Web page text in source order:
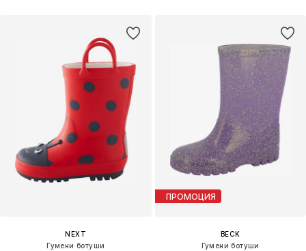
NEXT
Гумени ботуши
ПРОМОЦИЯ
BECK
Гумени ботуши